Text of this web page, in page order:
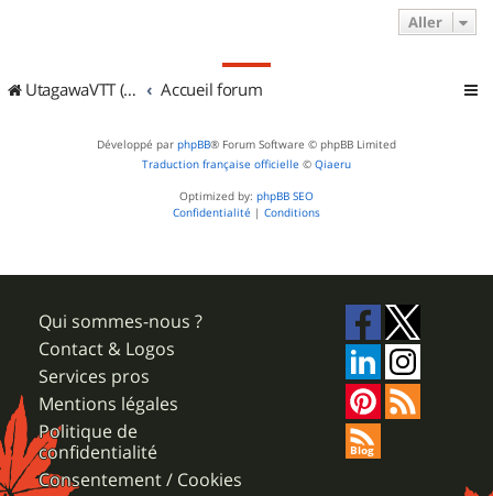
Aller
UtagawaVTT (Randos VTT et VTTAE avec traces GPS) Accueil forum
Développé par phpBB® Forum Software © phpBB Limited
Traduction française officielle © Qiaeru
Optimized by: phpBB SEO
Confidentialité | Conditions
Qui sommes-nous ?
Contact & Logos
Services pros
Mentions légales
Politique de
confidentialité
Consentement / Cookies